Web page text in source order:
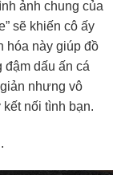
ảnh chung của
sẽ khiến cô ấy
hóa này giúp đồ
đậm dấu ấn cá
nhưng vô
nối tình bạn.